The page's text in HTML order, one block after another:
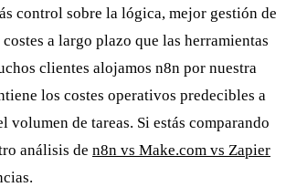
control sobre la lógica, mejor gestión de
a largo plazo que las herramientas
clientes alojamos n8n por nuestra
los costes operativos predecibles a
volumen de tareas. Si estás comparando
análisis de n8n vs Make.com vs Zapier